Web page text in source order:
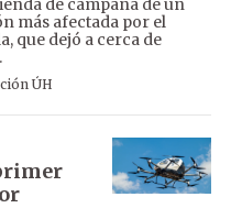
de campaña de un
más afectada por el
que dejó a cerca de
ÚH